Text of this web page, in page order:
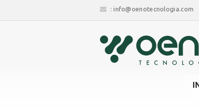
:info@oenotecnologia.com